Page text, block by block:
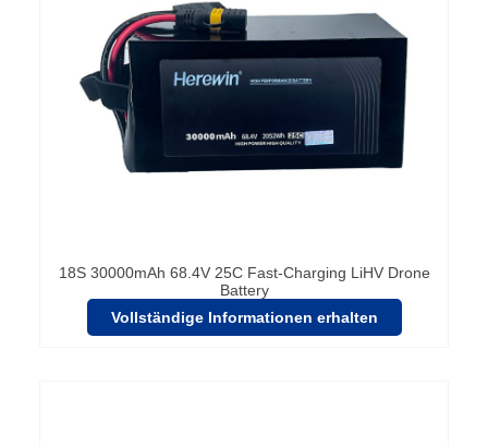
18S 30000mAh 68.4V 25C Fast-Charging LiHV Drone
Battery
Vollständige Informationen erhalten